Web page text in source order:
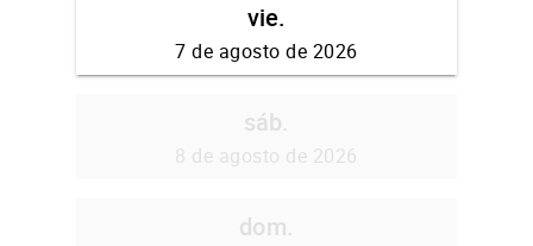
vie.
7 de agosto de 2026
sáb.
8 de agosto de 2026
dom.